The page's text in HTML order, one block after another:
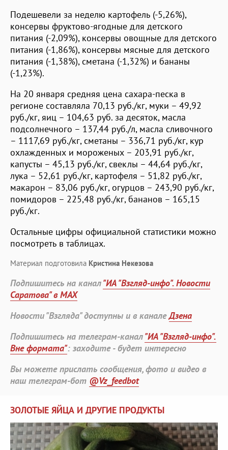
Подешевели за неделю картофель (-5,26%),
консервы фруктово-ягодные для детского
питания (-2,09%), консервы овощные для детского
питания (-1,86%), консервы мясные для детского
питания (-1,38%), сметана (-1,32%) и бананы
(-1,23%).
На 20 января средняя цена сахара-песка в
регионе составляла 70,13 руб./кг, муки – 49,92
руб./кг, яиц – 104,63 руб. за десяток, масла
подсолнечного – 137,44 руб./л, масла сливочного
– 1117,69 руб./кг, сметаны – 336,71 руб./кг, кур
охлажденных и мороженых – 203,91 руб./кг,
капусты – 45,13 руб./кг, свеклы – 44,64 руб./кг,
лука – 52,61 руб./кг, картофеля – 51,82 руб./кг,
макарон – 83,06 руб./кг, огурцов – 243,90 руб./кг,
помидоров – 225,48 руб./кг, бананов – 165,15
руб./кг.
Остальные цифры официальной статистики можно
посмотреть в таблицах.
Материал подготовила Кристина Некезова
Подпишитесь на канал"ИА "Взгляд-инфо". Новости
Саратова" в MAX
Новости "Взгляда" доступны и в каналеДзена
Подпишитесь на телеграм-канал"ИА "Взгляд-инфо".
Вне формата": заходите - будет интересно
Вы можете прислать сообщения, фото и видео в
наш телеграм-бот @Vz_feedbot
ЗОЛОТЫЕ ЯЙЦА И ДРУГИЕ ПРОДУКТЫ